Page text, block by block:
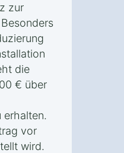
zur
die
€ über
erhalten.
vor
wird.